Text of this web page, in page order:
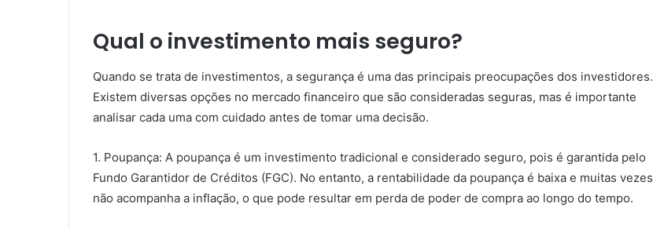
Qual o investimento mais seguro?
Quando se trata de investimentos, a segurança é uma das principais preocupações dos investidores.
Existem diversas opções no mercado financeiro que são consideradas seguras, mas é importante
analisar cada uma com cuidado antes de tomar uma decisão.
1. Poupança: A poupança é um investimento tradicional e considerado seguro, pois é garantida pelo
Fundo Garantidor de Créditos (FGC). No entanto, a rentabilidade da poupança é baixa e muitas vezes
não acompanha a inflação, o que pode resultar em perda de poder de compra ao longo do tempo.